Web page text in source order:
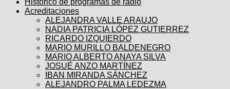
Histórico de programas de radio
Acreditaciones
ALEJANDRA VALLE ARAUJO
NADIA PATRICIA LÓPEZ GUTIERREZ
RICARDO IZQUIERDO
MARIO MURILLO BALDENEGRO
MARIO ALBERTO ANAYA SILVA
JOSUÉ ANZO MARTÍNEZ
IBAN MIRANDA SÁNCHEZ
ALEJANDRO PALMA LEDEZMA